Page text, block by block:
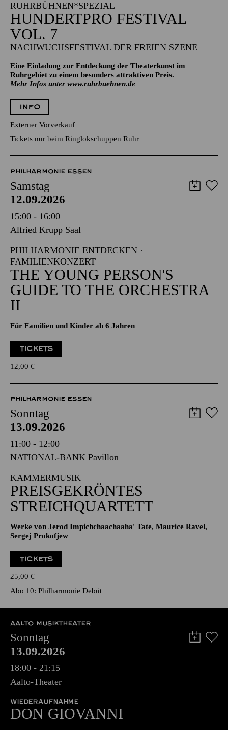
RUHRBÜHNEN*SPEZIAL
HUNDERTPRO FESTIVAL
VOL. 7
NACHWUCHSFESTIVAL DER FREIEN SZENE
Eine Einladung zur Entdeckung der Theaterkunst im
Ruhrgebiet zu einem besonders attraktiven Preis.
Mehr Infos unter www.ruhrbuehnen.de
INFO
Externer Vorverkauf
Tickets nur beim Ringlokschuppen Ruhr
PHILHARMONIE ESSEN
Samstag
12.09.2026
15:00 - 16:00
Alfried Krupp Saal
PHILHARMONIE ENTDECKEN ·
FAMILIENKONZERT
THE YOUNG PERSON'S
GUIDE TO THE ORCHESTRA
II
Für Familien und Kinder ab 6 Jahren
TICKETS
12,00 €
PHILHARMONIE ESSEN
Sonntag
13.09.2026
11:00 - 12:00
NATIONAL-BANK Pavillon
KAMMERMUSIK
PREISGEKRÖNTES
STREICHQUARTETT
Werke von Jerod Impichchaachaaha' Tate, Maurice Ravel,
Sergej Prokofjew
TICKETS
25,00 €
Abo 10: Philharmonie Debüt
AALTO MUSIKTHEATER
Sonntag
13.09.2026
18:00 - 21:15
Aalto-Theater
WIEDERAUFNAHME
DON GIO­VANNI